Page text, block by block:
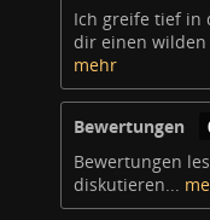
Ich greife tief in
dir einen wilden
mehr
Bewertungen
Bewertungen
diskutieren...